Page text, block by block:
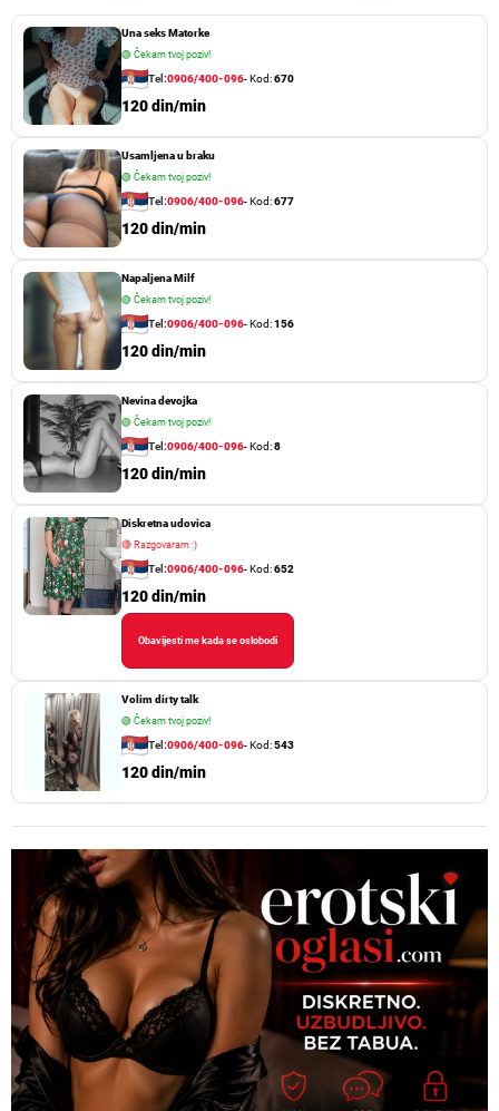
Una seks Matorke
🟢 Čekam tvoj poziv!
Tel:0906/400-096- Kod:670
120 din/min
Usamljena u braku
🟢 Čekam tvoj poziv!
Tel:0906/400-096- Kod:677
120 din/min
Napaljena Milf
🟢 Čekam tvoj poziv!
Tel:0906/400-096- Kod:156
120 din/min
Nevina devojka
🟢 Čekam tvoj poziv!
Tel:0906/400-096- Kod:8
120 din/min
Diskretna udovica
🔴Razgovaram :)
Tel:0906/400-096- Kod:652
120 din/min
Obavijesti me kada se oslobodi
Volim dirty talk
🟢 Čekam tvoj poziv!
Tel:0906/400-096- Kod:543
120 din/min